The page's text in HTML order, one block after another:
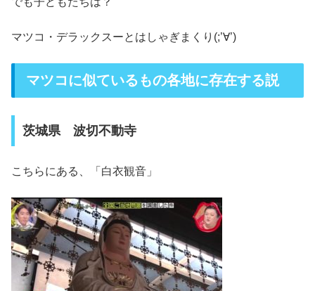
マツコ・デラックスーとはしゃぎまくり(;’∀’)
マツコに似ているもの各地に存在する説
茨城県 波切不動寺
こちらにある、「白衣観音」